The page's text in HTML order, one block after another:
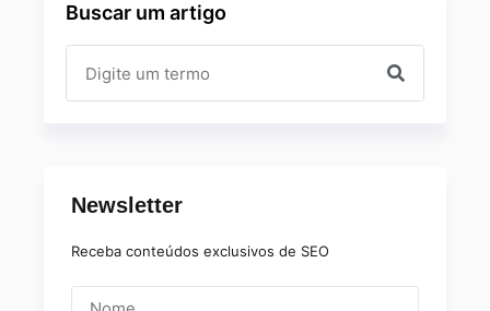
Buscar um artigo
Newsletter
Receba conteúdos exclusivos de SEO